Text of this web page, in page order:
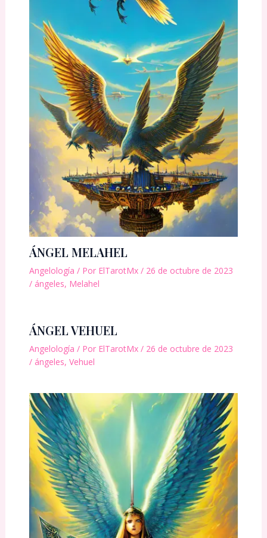
ÁNGEL MELAHEL
Angelología / Por ElTarotMx / 26 de octubre de 2023
/ ángeles, Melahel
ÁNGEL VEHUEL
Angelología / Por ElTarotMx / 26 de octubre de 2023
/ ángeles, Vehuel